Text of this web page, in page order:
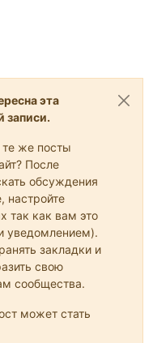
эта
записи.
те же посты
После
обсуждения
настройте
так как вам это
уведомлением).
закладки и
свою
сообщества.
может стать